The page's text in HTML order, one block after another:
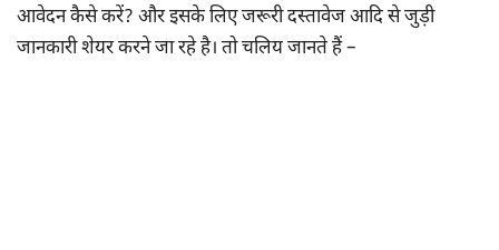
आवेदन कैसे करें? और इसके लिए जरूरी दस्तावेज आदि से जुड़ी
जानकारी शेयर करने जा रहे है। तो चलिय जानते हैं –